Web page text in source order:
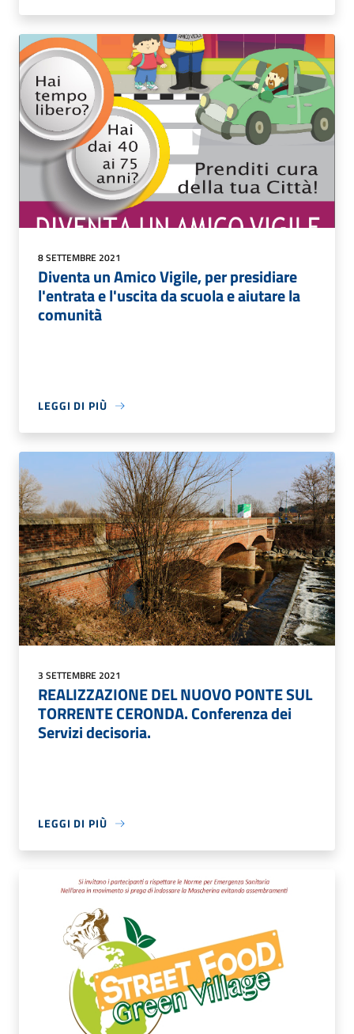
8 SETTEMBRE 2021
Diventa un Amico Vigile, per presidiare
l'entrata e l'uscita da scuola e aiutare la
comunità
LEGGI DI PIÙ
3 SETTEMBRE 2021
REALIZZAZIONE DEL NUOVO PONTE SUL
TORRENTE CERONDA. Conferenza dei
Servizi decisoria.
LEGGI DI PIÙ